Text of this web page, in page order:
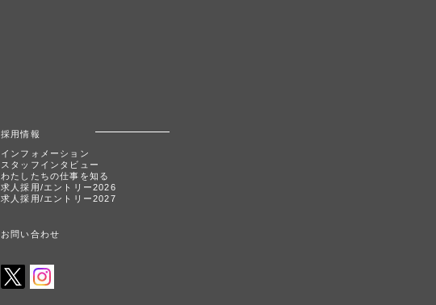
採用情報
インフォメーション
スタッフインタビュー
わたしたちの仕事を知る
求人採用/エントリー2026
求人採用/エントリー2027
お問い合わせ